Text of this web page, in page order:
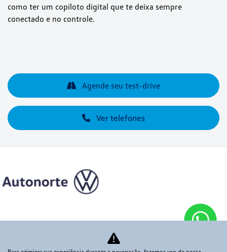
como ter um copiloto digital que te deixa sempre
conectado e no controle.
Ver telefones
Agende seu test-drive